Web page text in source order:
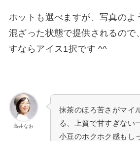
ホットも選べますが、写真のよ
混ざった状態で提供されるので
すならアイス1択です ^^
高井なお
抹茶のほろ苦さがマイ
る、上質で甘すぎない
小豆のホクホク感もし